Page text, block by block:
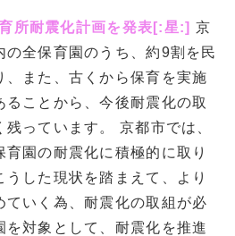
所耐震化計画を発表[:星:] 京
の全保育園のうち、約9割を民
、また、古くから保育を実施
ることから、今後耐震化の取
っています。 京都市では、
園の耐震化に積極的に取り
した現状を踏まえて、より
ていく為、耐震化の取組が必
を対象として、耐震化を推進